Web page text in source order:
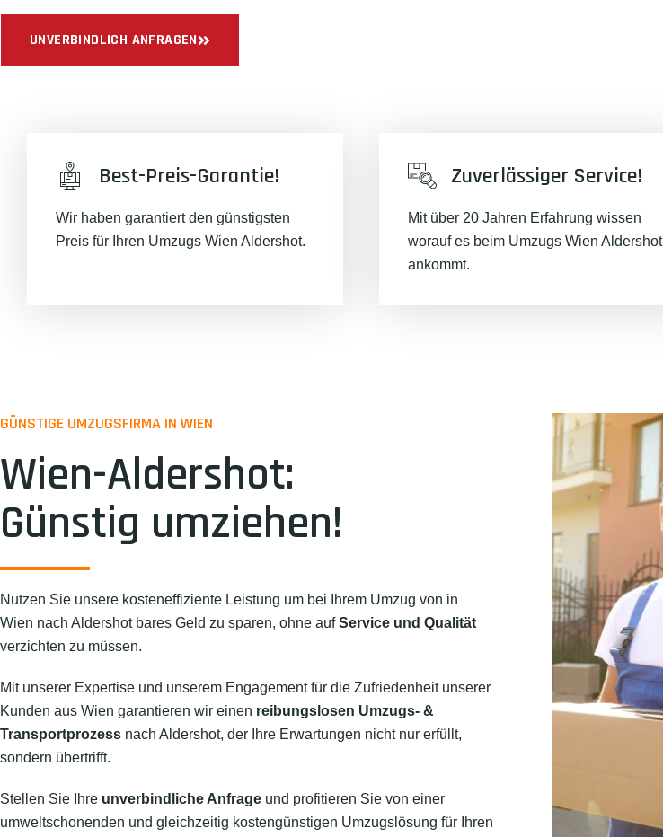
UNVERBINDLICH ANFRAGEN
Best-Preis-Garantie!
Wir haben garantiert den günstigsten
Preis für Ihren Umzugs Wien Aldershot.
Zuverlässiger Service!
Mit über 20 Jahren Erfahrung wissen
worauf es beim Umzugs Wien Aldershot
ankommt.
GÜNSTIGE UMZUGSFIRMA IN WIEN
Wien-Aldershot:
Günstig umziehen!
Nutzen Sie unsere kosteneffiziente Leistung um bei Ihrem Umzug von in
Wien nach Aldershot bares Geld zu sparen, ohne aufService und Qualität
verzichten zu müssen.
Mit unserer Expertise und unserem Engagement für die Zufriedenheit unserer
Kunden aus Wien garantieren wir einen reibungslosen Umzugs- &
Transportprozess nach Aldershot, der Ihre Erwartungen nicht nur erfüllt,
sondern übertrifft.
Stellen Sie Ihre unverbindliche Anfrage und profitieren Sie von einer
umweltschonenden und gleichzeitig kostengünstigen Umzugslösung für Ihren